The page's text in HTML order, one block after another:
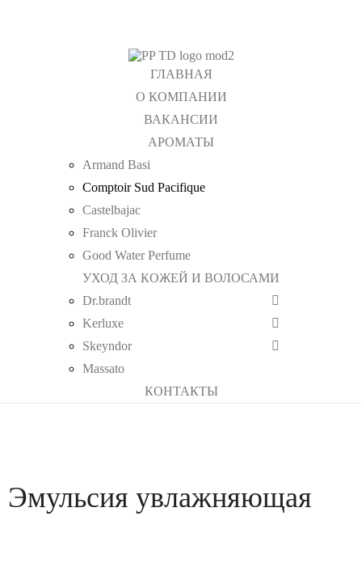
ГЛАВНАЯ
О КОМПАНИИ
ВАКАНСИИ
АРОМАТЫ
Armand Basi
Comptoir Sud Pacifique
Castelbajac
Franck Olivier
Good Water Perfume
УХОД ЗА КОЖЕЙ И ВОЛОСАМИ
Dr.brandt
Kerluxe
Skeyndor
Massato
КОНТАКТЫ
Эмульсия увлажняющая